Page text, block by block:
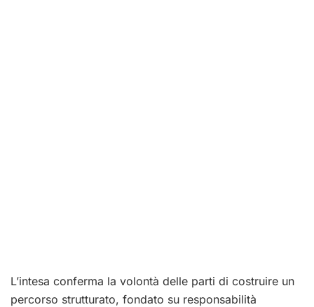
L’intesa conferma la volontà delle parti di costruire un
percorso strutturato, fondato su responsabilità